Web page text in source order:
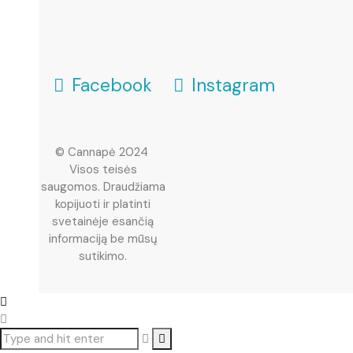
Facebook Instagram
© Cannapė 2024
Visos teisės
saugomos. Draudžiama
kopijuoti ir platinti
svetainėje esančią
informaciją be mūsų
sutikimo.